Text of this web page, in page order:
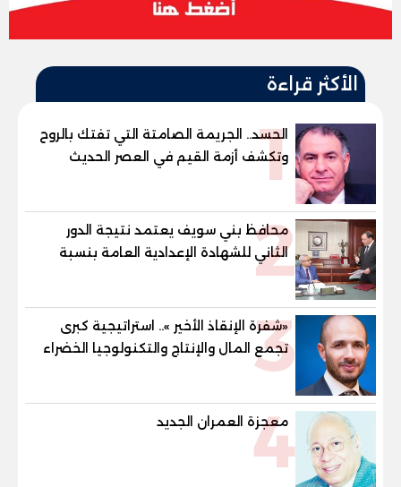
الأكثر قراءة
1
الحسد.. الجريمة الصامتة التي تفتك بالروح
وتكشف أزمة القيم في العصر الحديث
2
محافظ بني سويف يعتمد نتيجة الدور
الثاني للشهادة الإعدادية العامة بنسبة
والنور للمكفوفين
3
«شفرة الإنقاذ الأخير ».. استراتيجية كبرى
تجمع المال والإنتاج والتكنولوجيا الخضراء
لبعث الأقتصاد
4
معجزة العمران الجديد